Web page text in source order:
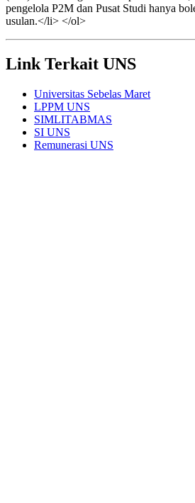
pengelola P2M dan Pusat Studi hanya
usulan.</li> </ol>
Link Terkait UNS
Universitas Sebelas Maret
LPPM UNS
SIMLITABMAS
SI UNS
Remunerasi UNS